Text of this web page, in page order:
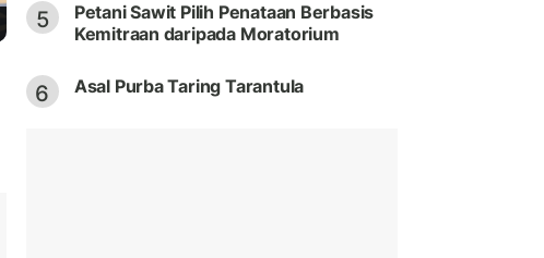
5
Petani Sawit Pilih Penataan Berbasis
Kemitraan daripada Moratorium
6 Asal Purba Taring Tarantula